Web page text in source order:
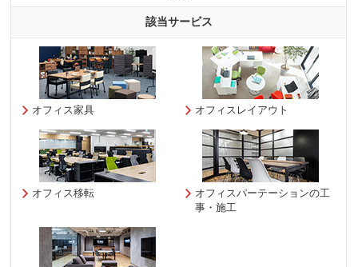
該当サービス
オフィス家具 オフィスレイアウト
オフィス移転
オフィスパーテーションの工
事・施工